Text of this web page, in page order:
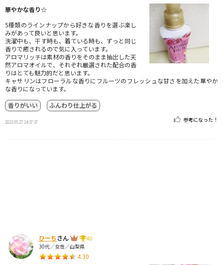
華やかな香り☆
5種類のラインナップから好きな香りを選ぶ楽し
みがあって良いと思います。
洗濯中も、干す時も、着ている時も、ずっと同じ
香りで癒されるので気に入っています。
アロマリッチは素材の香りをそのまま抽出した天
然アロマオイルで、それぞれ厳選された配合の香
りはとても魅力的だと思います。
キャサリンはフローラルな香りにフルーツのフレッシュな甘さを加えた華やか
な香りになっています。
香りがいい
ふんわり仕上がる
2023.05.27 14:37:37 参考になった！
ひーちさん
40
30代／女性／山梨県
4.30